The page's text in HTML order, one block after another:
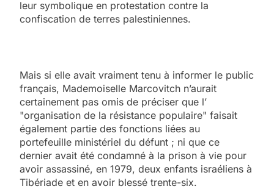
leur symbolique en protestation contre la
confiscation de terres palestiniennes.
Mais si elle avait vraiment tenu à informer le public
français, Mademoiselle Marcovitch n’aurait
certainement pas omis de préciser que l’
"organisation de la résistance populaire" faisait
également partie des fonctions liées au
portefeuille ministériel du défunt ; ni que ce
dernier avait été condamné à la prison à vie pour
avoir assassiné, en 1979, deux enfants israéliens à
Tibériade et en avoir blessé trente-six.